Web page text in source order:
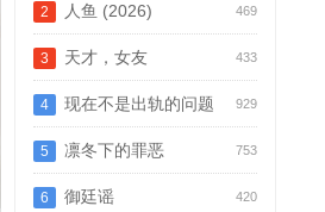
469
2 人鱼 (2026)
433
3 天才，女友
929
4 现在不是出轨的问题
753
5 凛冬下的罪恶
420
6 御廷谣